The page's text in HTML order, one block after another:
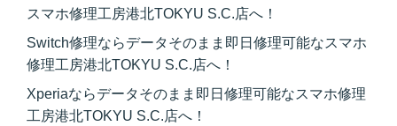
スマホ修理工房港北TOKYU S.C.店へ！
Switch修理ならデータそのまま即日修理可能なスマホ
修理工房港北TOKYU S.C.店へ！
Xperiaならデータそのまま即日修理可能なスマホ修理
工房港北TOKYU S.C.店へ！